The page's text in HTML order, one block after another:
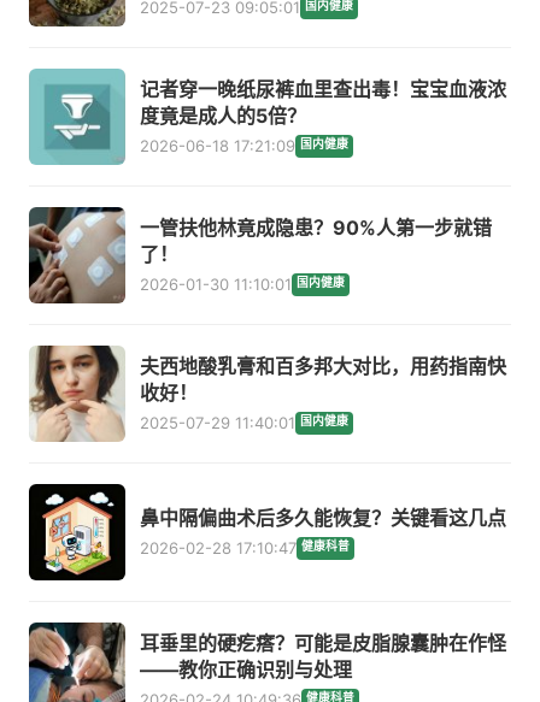
2025-07-23 09:05:01 国内健康
记者穿一晚纸尿裤血里查出毒！宝宝血液浓
度竟是成人的5倍？
2026-06-18 17:21:09 国内健康
一管扶他林竟成隐患？90%人第一步就错
了！
2026-01-30 11:10:01 国内健康
夫西地酸乳膏和百多邦大对比，用药指南快
收好！
2025-07-29 11:40:01 国内健康
鼻中隔偏曲术后多久能恢复？关键看这几点
2026-02-28 17:10:47 健康科普
耳垂里的硬疙瘩？可能是皮脂腺囊肿在作怪
——教你正确识别与处理
健康科普